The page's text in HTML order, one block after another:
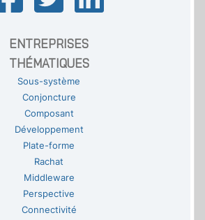
ENTREPRISES
THÉMATIQUES
Sous-système
Conjoncture
Composant
Développement
Plate-forme
Rachat
Middleware
Perspective
Connectivité